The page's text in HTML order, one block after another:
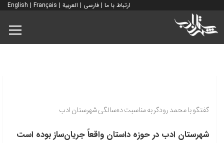
ارتباط با ما | فارسی | العربية |
English | Français
گفتگو با محمد رودگر به مناسبت ده‌سالگی شهرستان ادب
شهرستان ادب در حوزه داستان واقعاً جريان‌ساز بوده است